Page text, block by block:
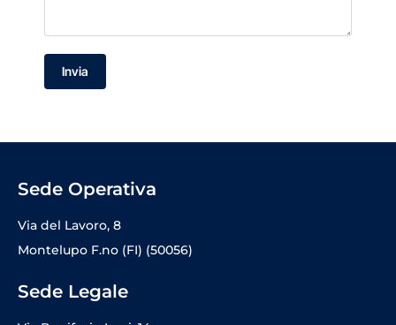
Invia
Sede Operativa
Via del Lavoro, 8
Montelupo F.no (FI) (50056)
Sede Legale